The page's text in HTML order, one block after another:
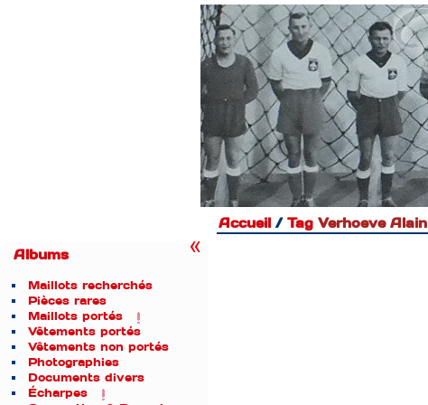
Albums
Maillots recherchés
Pièces rares
Maillots portés
Vêtements portés
Vêtements non portés
Photographies
Documents divers
Écharpes
Accueil / Tag Verhoeve Alain